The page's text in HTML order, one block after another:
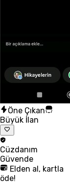
Öne Çıkan
Büyük İlan
Cüzdanım
Güvende
Elden al, kartla
öde!